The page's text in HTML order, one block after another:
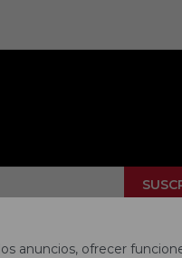
anuncios, ofrecer